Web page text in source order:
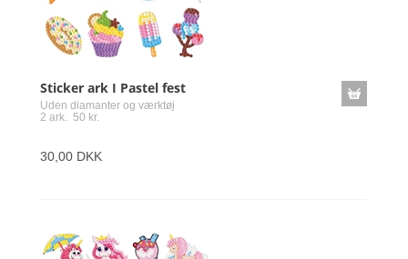
Sticker ark I Pastel fest
Uden diamanter og værktøj
2 ark. 50 kr.
30,00 DKK